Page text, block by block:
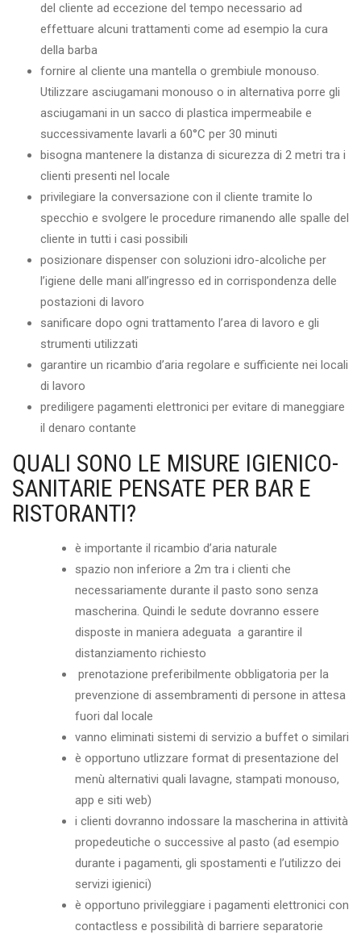
del cliente ad eccezione del tempo necessario ad
effettuare alcuni trattamenti come ad esempio la cura
della barba
fornire al cliente una mantella o grembiule monouso.
Utilizzare asciugamani monouso o in alternativa porre gli
asciugamani in un sacco di plastica impermeabile e
successivamente lavarli a 60°C per 30 minuti
bisogna mantenere la distanza di sicurezza di 2 metri tra i
clienti presenti nel locale
privilegiare la conversazione con il cliente tramite lo
specchio e svolgere le procedure rimanendo alle spalle del
cliente in tutti i casi possibili
posizionare dispenser con soluzioni idro-alcoliche per
l’igiene delle mani all’ingresso ed in corrispondenza delle
postazioni di lavoro
sanificare dopo ogni trattamento l’area di lavoro e gli
strumenti utilizzati
garantire un ricambio d’aria regolare e sufficiente nei locali
di lavoro
prediligere pagamenti elettronici per evitare di maneggiare
il denaro contante
QUALI SONO LE MISURE IGIENICO-
SANITARIE PENSATE PER BAR E
RISTORANTI?
è importante il ricambio d’aria naturale
spazio non inferiore a 2m tra i clienti che
necessariamente durante il pasto sono senza
mascherina. Quindi le sedute dovranno essere
disposte in maniera adeguata a garantire il
distanziamento richiesto
prenotazione preferibilmente obbligatoria per la
prevenzione di assembramenti di persone in attesa
fuori dal locale
vanno eliminati sistemi di servizio a buffet o similari
è opportuno utlizzare format di presentazione del
menù alternativi quali lavagne, stampati monouso,
app e siti web)
i clienti dovranno indossare la mascherina in attività
propedeutiche o successive al pasto (ad esempio
durante i pagamenti, gli spostamenti e l’utilizzo dei
servizi igienici)
è opportuno privileggiare i pagamenti elettronici con
contactless e possibilità di barriere separatorie